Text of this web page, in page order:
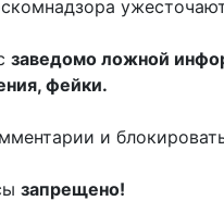
заведомо ложной
фейки.
и
запрещено!